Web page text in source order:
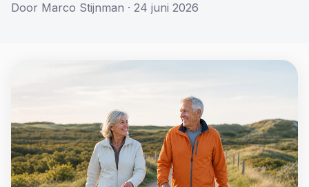
Door Marco Stijnman · 24 juni 2026